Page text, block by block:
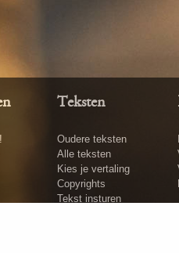
Teksten
Oudere teksten
Alle teksten
Kies je vertaling
Copyrights
Tekst insturen